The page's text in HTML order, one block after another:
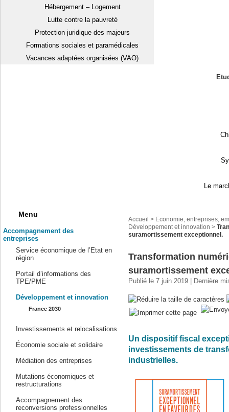
Hébergement – Logement
Lutte contre la pauvreté
Protection juridique des majeurs
Formations sociales et paramédicales
Vacances adaptées organisées (VAO)
Le
Menu
Accompagnement des
entreprises
Service économique de l’Etat en
région
Portail d’informations des
TPE/PME
Développement et innovation
France 2030
Investissements et relocalisations
Économie sociale et solidaire
Médiation des entreprises
Mutations économiques et
restructurations
Accompagnement des
reconversions professionnelles
Accueil > Economie, entreprises,
Développement et innovation >
suramortissement exceptionnel.
Transformation
suramortissement
Publié le 7 juin 2019 | Dernière
Un dispositif fiscal
investissements de
industrielles.